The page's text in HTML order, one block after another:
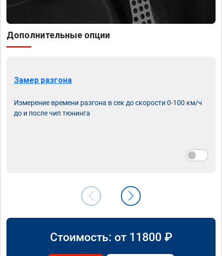
Дополнительные опции
Замер разгона
Измерение времени разгона в сек до скорости 0-100 км/ч
до и после чип тюнинга
Стоимость: от 11800 ₽